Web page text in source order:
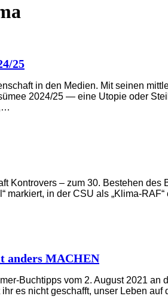
25
in den Medien. Mit seinen
2024/25 — eine Utopie oder
Kontrovers – zum 30. Bestehen
markiert, in der CSU als „Klima-
anders MACHEN
Buchtipps vom 2. August 2021
es nicht geschafft, unser Leben